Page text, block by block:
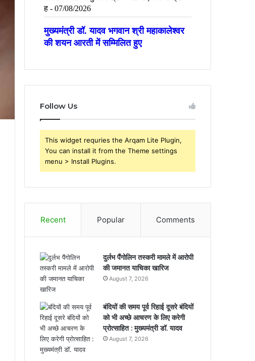
Follow Us
This widget requries the Arqam Lite Plugin,
You can install it from the Theme settings
menu > Install Plugins.
Recent Popular Comments
दुर्लभ पैंगोलिन तस्करी मामले में आरोपी
की जमानत याचिका खारिज
August 7, 2026
बंदियों की समय पूर्व रिहाई दूसरे बंदियों
को भी अच्छे आचरण के लिए करेगी
प्रोत्साहित : मुख्यमंत्री डॉ. यादव
August 7, 2026